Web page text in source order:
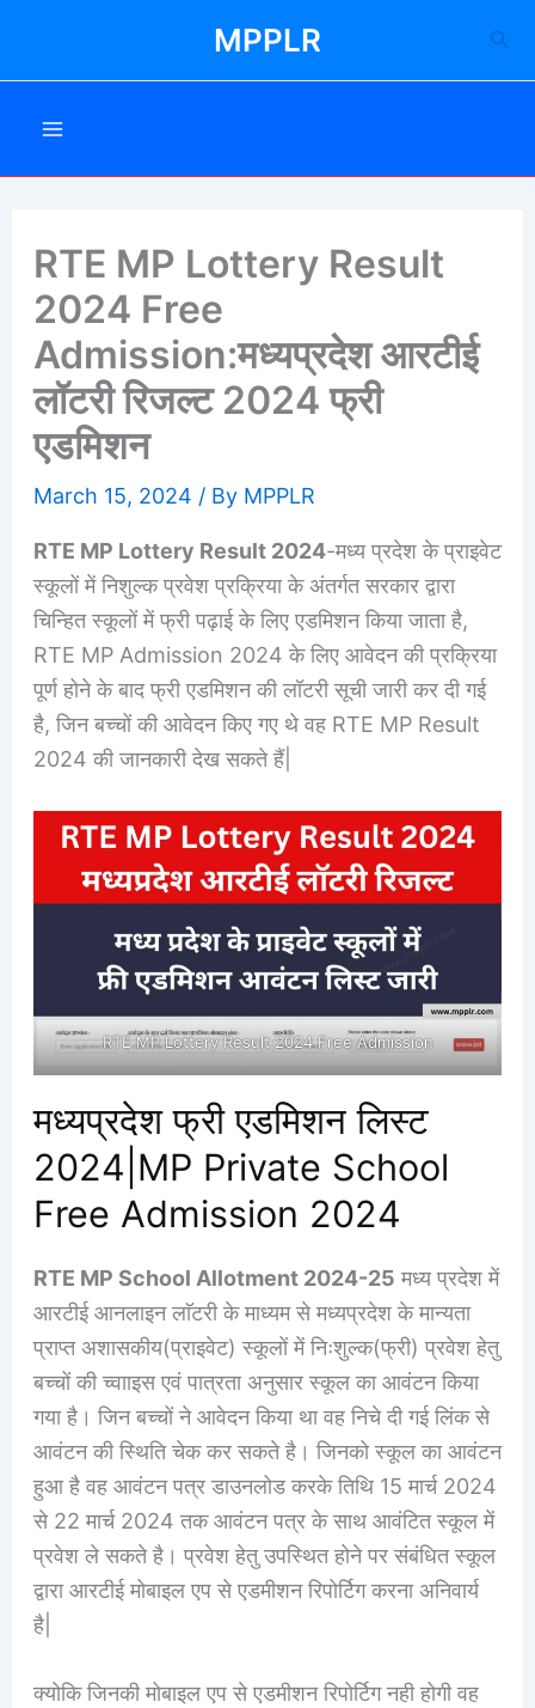
content
MPPLR
RTE MP Lottery Result
2024 Free
Admission:मध्यप्रदेश आरटीई
लॉटरी रिजल्ट 2024 फ्री
एडमिशन
March 15, 2024 / By MPPLR
RTE MP Lottery Result 2024-मध्य प्रदेश के प्राइवेट
स्कूलों में निशुल्क प्रवेश प्रक्रिया के अंतर्गत सरकार द्वारा
चिन्हित स्कूलों में फ्री पढ़ाई के लिए एडमिशन किया जाता है,
RTE MP Admission 2024 के लिए आवेदन की प्रक्रिया
पूर्ण होने के बाद फ्री एडमिशन की लॉटरी सूची जारी कर दी गई
है, जिन बच्चों की आवेदन किए गए थे वह RTE MP Result
2024 की जानकारी देख सकते हैं|
RTE MP Lottery Result 2024 Free Admission
मध्यप्रदेश फ्री एडमिशन लिस्ट
2024|MP Private School
Free Admission 2024
RTE MP School Allotment 2024-25 मध्य प्रदेश में
आरटीई आनलाइन लाॅटरी के माध्यम से मध्यप्रदेश के मान्यता
प्राप्त अशासकीय(प्राइवेट) स्कूलों में निःशुल्क(फ्री) प्रवेश हेतु
बच्चों की च्वााइस एवं पात्रता अनुसार स्कूल का आवंटन किया
गया है। जिन बच्चों ने आवेदन किया था वह निचे दी गई लिंक से
आवंटन की स्थिति चेक कर सकते है। जिनको स्कूल का आवंटन
हुआ है वह आवंटन पत्र डाउनलोड करके तिथि 15 मार्च 2024
से 22 मार्च 2024 तक आवंटन पत्र के साथ आवंटित स्कूल में
प्रवेश ले सकते है। प्रवेश हेतु उपस्थित होने पर संबंधित स्कूल
द्वारा आरटीई मोबाइल एप से एडमीशन रिपोर्टिग करना अनिवार्य
है|
क्योकि जिनकी मोबाइल एप से एडमीशन रिपोर्टिग नही होगी वह